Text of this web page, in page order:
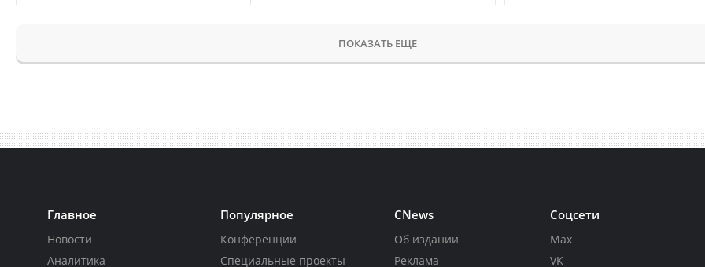
ПОКАЗАТЬ ЕЩЕ
Главное
Новости
Аналитика
Популярное
Конференции
Специальные проекты
CNews
Об издании
Реклама
Соцсети
Max
VK